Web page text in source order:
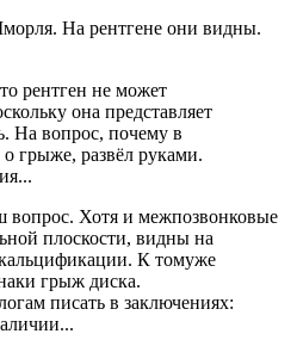
На рентгене они видны.
рентген не может
она представляет
На вопрос, почему в
грыже, развёл руками.
вопрос. Хотя и межпозвонковые
плоскости, видны на
К томуже
грыж диска.
писать в заключениях: